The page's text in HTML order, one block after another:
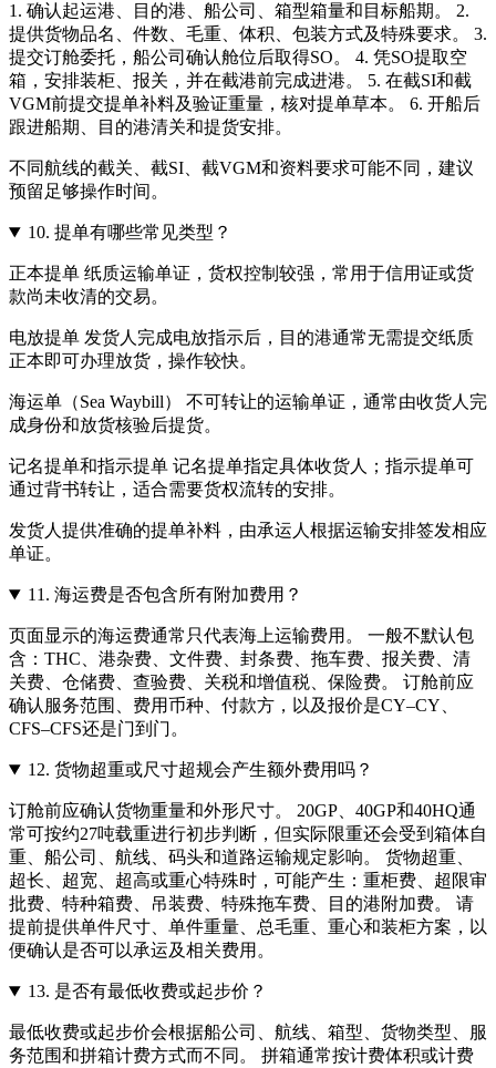
1. 确认起运港、目的港、船公司、箱型箱量和目标船期。 2.
提供货物品名、件数、毛重、体积、包装方式及特殊要求。 3.
提交订舱委托，船公司确认舱位后取得SO。 4. 凭SO提取空
箱，安排装柜、报关，并在截港前完成进港。 5. 在截SI和截
VGM前提交提单补料及验证重量，核对提单草本。 6. 开船后
跟进船期、目的港清关和提货安排。
不同航线的截关、截SI、截VGM和资料要求可能不同，建议
预留足够操作时间。
10. 提单有哪些常见类型？
正本提单 纸质运输单证，货权控制较强，常用于信用证或货
款尚未收清的交易。
电放提单 发货人完成电放指示后，目的港通常无需提交纸质
正本即可办理放货，操作较快。
海运单（Sea Waybill） 不可转让的运输单证，通常由收货人完
成身份和放货核验后提货。
记名提单和指示提单 记名提单指定具体收货人；指示提单可
通过背书转让，适合需要货权流转的安排。
发货人提供准确的提单补料，由承运人根据运输安排签发相应
单证。
11. 海运费是否包含所有附加费用？
页面显示的海运费通常只代表海上运输费用。 一般不默认包
含：THC、港杂费、文件费、封条费、拖车费、报关费、清
关费、仓储费、查验费、关税和增值税、保险费。 订舱前应
确认服务范围、费用币种、付款方，以及报价是CY–CY、
CFS–CFS还是门到门。
12. 货物超重或尺寸超规会产生额外费用吗？
订舱前应确认货物重量和外形尺寸。 20GP、40GP和40HQ通
常可按约27吨载重进行初步判断，但实际限重还会受到箱体自
重、船公司、航线、码头和道路运输规定影响。 货物超重、
超长、超宽、超高或重心特殊时，可能产生：重柜费、超限审
批费、特种箱费、吊装费、特殊拖车费、目的港附加费。 请
提前提供单件尺寸、单件重量、总毛重、重心和装柜方案，以
便确认是否可以承运及相关费用。
13. 是否有最低收费或起步价？
最低收费或起步价会根据船公司、航线、箱型、货物类型、服
务范围和拼箱计费方式而不同。 拼箱通常按计费体积或计费